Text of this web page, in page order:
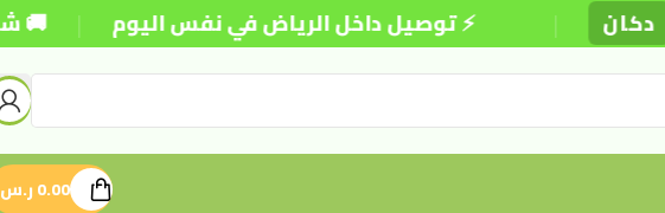
⚡ توصيل داخل الرياض في نفس اليوم | 🚚 شحن |
0.00ر.س